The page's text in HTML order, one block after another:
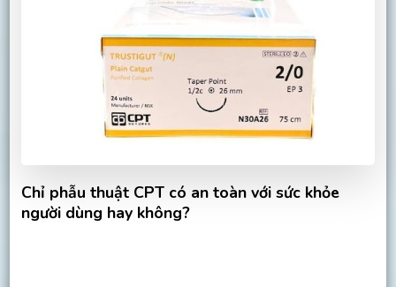
Chỉ phẫu thuật CPT có an toàn với sức khỏe
người dùng hay không?